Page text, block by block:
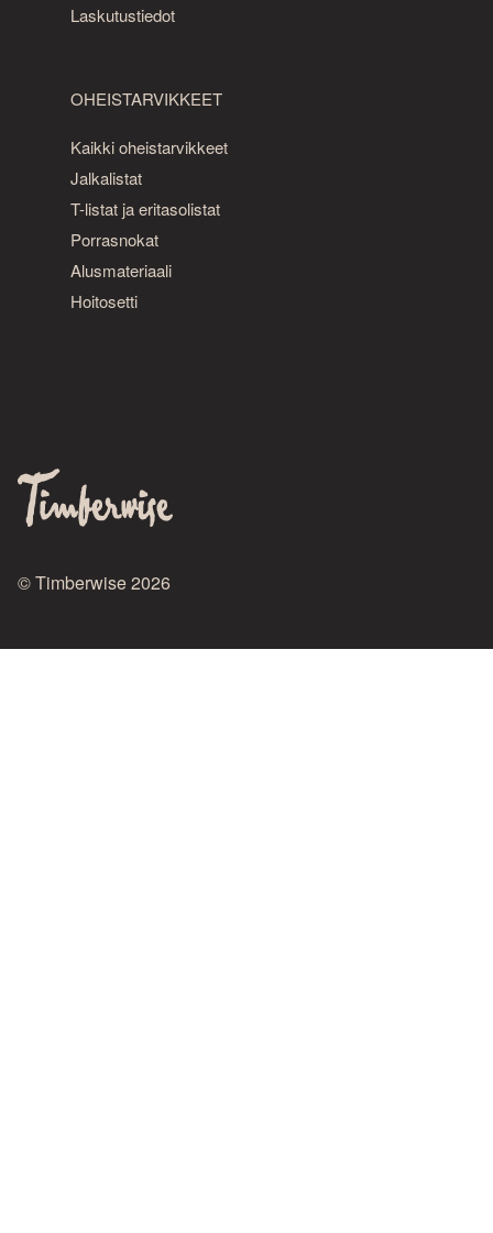
Laskutustiedot
OHEISTARVIKKEET
Kaikki oheistarvikkeet
Jalkalistat
T-listat ja eritasolistat
Porrasnokat
Alusmateriaali
Hoitosetti
© Timberwise 2026